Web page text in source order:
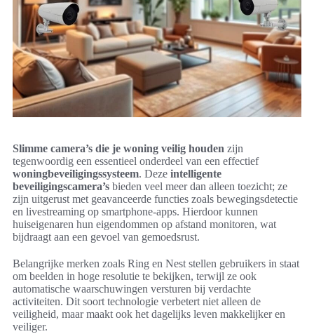
Slimme camera’s die je woning veilig houden zijn
tegenwoordig een essentieel onderdeel van een effectief
woningbeveiligingssysteem. Deze intelligente
beveiligingscamera’s bieden veel meer dan alleen toezicht; ze
zijn uitgerust met geavanceerde functies zoals bewegingsdetectie
en livestreaming op smartphone-apps. Hierdoor kunnen
huiseigenaren hun eigendommen op afstand monitoren, wat
bijdraagt aan een gevoel van gemoedsrust.
Belangrijke merken zoals Ring en Nest stellen gebruikers in staat
om beelden in hoge resolutie te bekijken, terwijl ze ook
automatische waarschuwingen versturen bij verdachte
activiteiten. Dit soort technologie verbetert niet alleen de
veiligheid, maar maakt ook het dagelijks leven makkelijker en
veiliger.